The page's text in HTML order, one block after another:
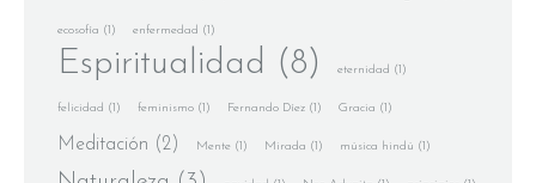
ecosofía (1) enfermedad (1)
Espiritualidad (8) eternidad (1)
felicidad (1) feminismo (1) Fernando Díez (1) Gracia (1)
Meditación (2) Mente (1) Mirada (1) música hindú (1)